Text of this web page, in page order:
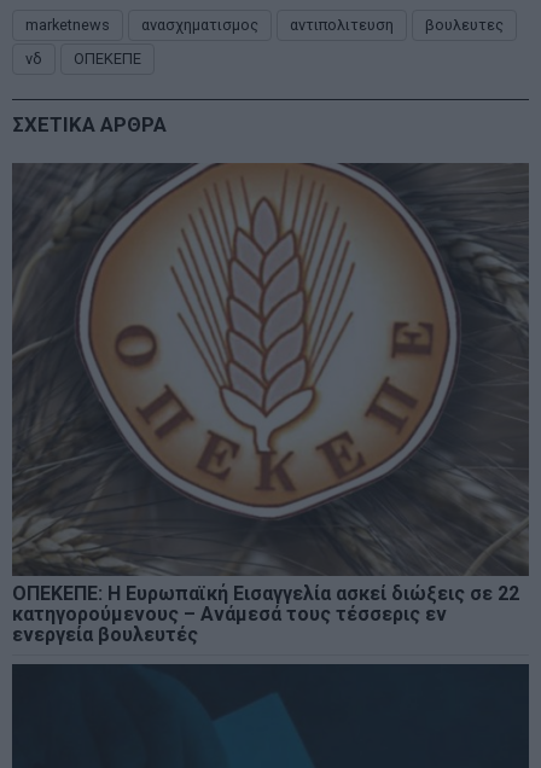
marketnews ανασχηματισμος αντιπολιτευση
βουλευτες
νδ
ΟΠΕΚΕΠΕ
ΣΧΕΤΙΚΑ ΑΡΘΡΑ
ΟΠΕΚΕΠΕ: Η Ευρωπαϊκή Εισαγγελία ασκεί διώξεις σε 22
κατηγορούμενους – Ανάμεσά τους τέσσερις εν
ενεργεία βουλευτές